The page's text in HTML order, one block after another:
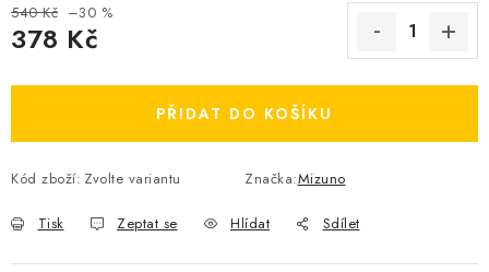
ZNAČKY
Ceník dopravy
Moje objednávka
Jak vyměnit nebo vrátit zboží
Jak reklamovat
Ochrana osobních údajů
Zásady používání souborů cookies
Kontakt
540 Kč –30 %
378 Kč
PŘIDAT DO KOŠÍKU
Kód zboží: Zvolte variantu Značka:Mizuno
Tisk Zeptat se Hlídat Sdílet